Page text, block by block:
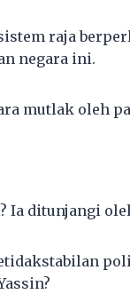
raja
negara ini.
mutlak oleh
Ia ditunjangi